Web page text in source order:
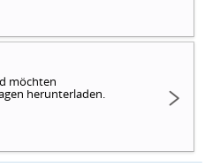
möchten
herunterladen.